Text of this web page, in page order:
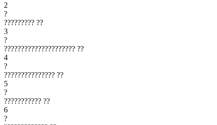
2
?
????????? ??
3
?
????????????????????? ??
4
?
??????????????? ??
5
?
??????????? ??
6
?